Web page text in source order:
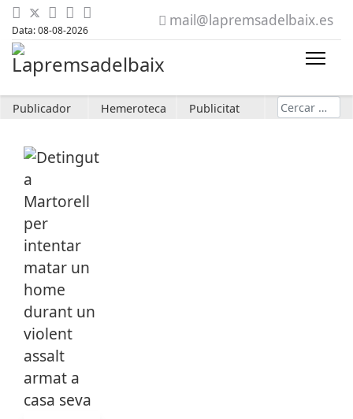
Data: 08-08-2026
mail@lapremsadelbaix.es
Publicador Hemeroteca Publicitat Cerca